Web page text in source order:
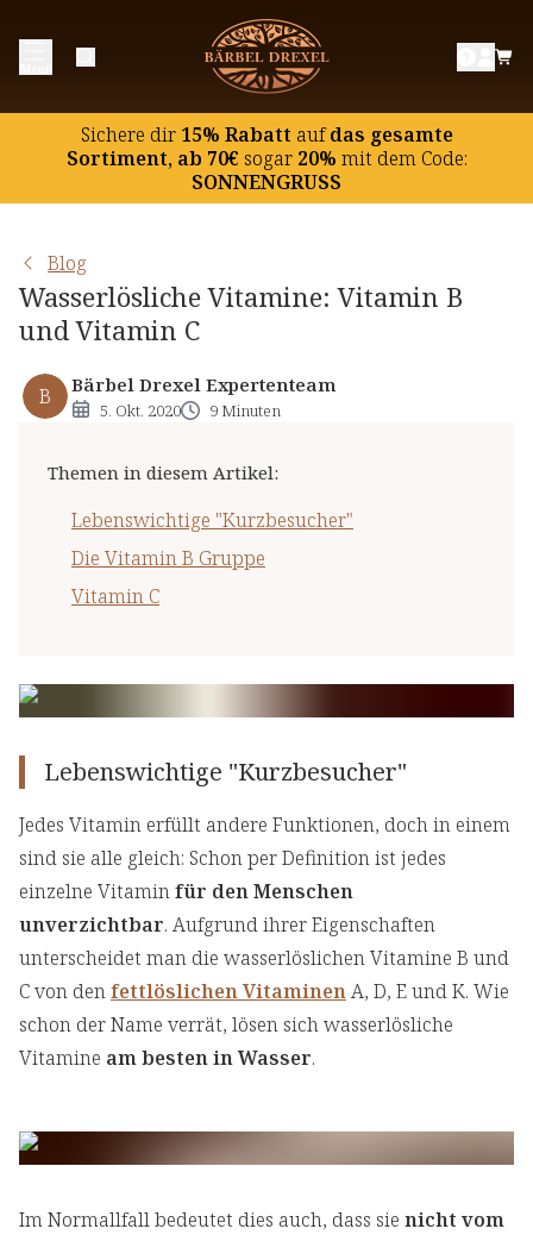
Sichere dir15% Rabatt aufdas gesamte
Sortiment, ab 70€ sogar20% mit dem Code:
SONNENGRUSS
Blog
Wasserlösliche Vitamine: Vitamin B
und Vitamin C
B Bärbel Drexel Expertenteam
5. Okt. 2020 9 Minuten
Themen in diesem Artikel:
Lebenswichtige "Kurzbesucher"
Die Vitamin B Gruppe
Vitamin C
Lebenswichtige "Kurzbesucher"
Die Vitamin B Gruppe
Vitamin C
Lebenswichtige "Kurzbesucher"
Jedes Vitamin erfüllt andere Funktionen, doch in einem
sind sie alle gleich: Schon per Definition ist jedes
einzelne Vitaminfür den Menschen
unverzichtbar. Aufgrund ihrer Eigenschaften
unterscheidet man die wasserlöslichen Vitamine B und
C von denfettlöslichen VitaminenA, D, E und K. Wie
schon der Name verrät, lösen sich wasserlösliche
Vitamine am besten in Wasser.
Im Normallfall bedeutet dies auch, dass sie nicht vom